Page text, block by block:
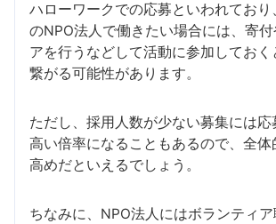
ハローワークでの応募といわれており
のNPO法人で働きたい場合には、寄
アを行うなどして活動に参加しておく
繋がる可能性があります。
ただし、採用人数が少ない募集には応
高い倍率になることもあるので、全体
高めだといえるでしょう。
ちなみに、NPO法人にはボランティア